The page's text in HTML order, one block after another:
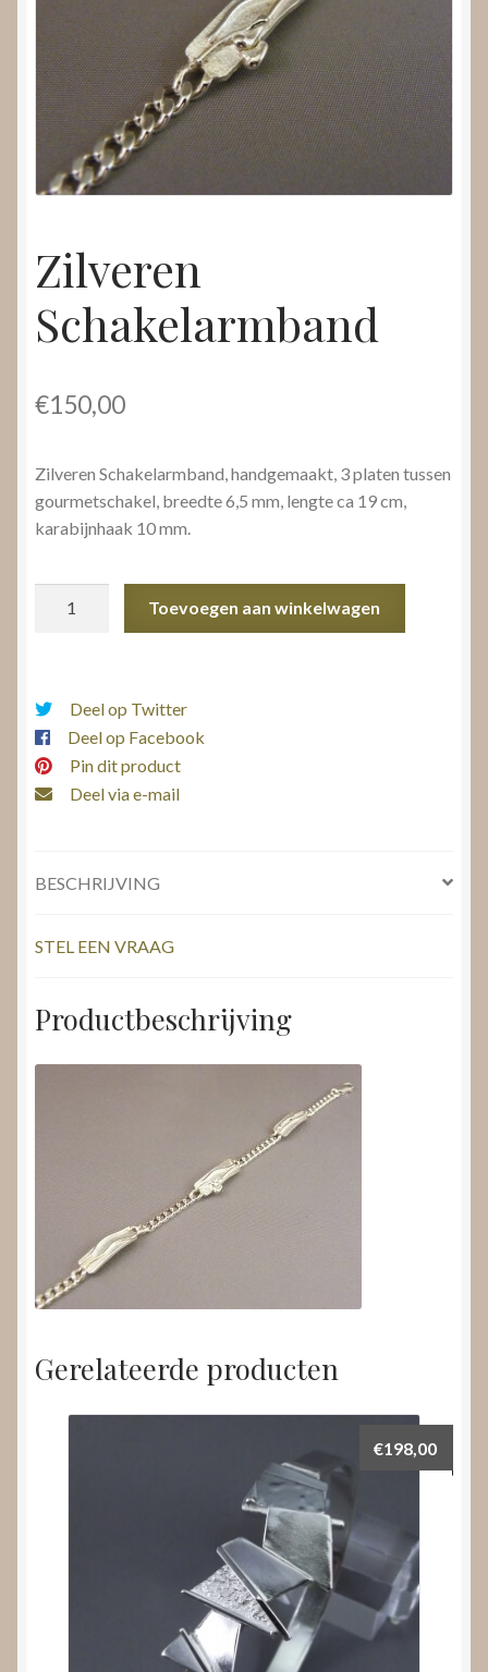
Video’s
Submenu
uitvouwen
Zilveren
Schakelarmband
€150,00
Zilveren Schakelarmband, handgemaakt, 3 platen tussen
gourmetschakel, breedte 6,5 mm, lengte ca 19 cm,
karabijnhaak 10 mm.
Toevoegen aan winkelwagen
Deel op Twitter
Deel op Facebook
Pin dit product
Deel via e-mail
BESCHRIJVING
STEL EEN VRAAG
Productbeschrijving
Gerelateerde producten
€198,00